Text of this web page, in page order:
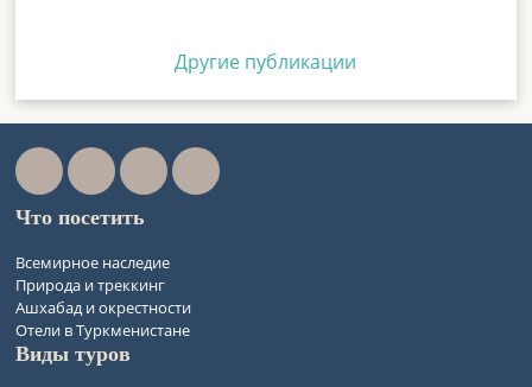
Другие публикации
Что посетить
Всемирное наследие
Природа и треккинг
Ашхабад и окрестности
Отели в Туркменистане
Виды туров